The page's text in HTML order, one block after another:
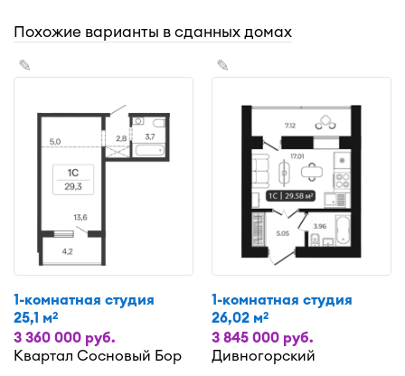
Похожие варианты в сданных домах
✎
1-комнатная студия
25,1 м2
3 360 000 руб.
Квартал Сосновый Бор
✎
1-комнатная студия
26,02 м2
3 845 000 руб.
Дивногорский